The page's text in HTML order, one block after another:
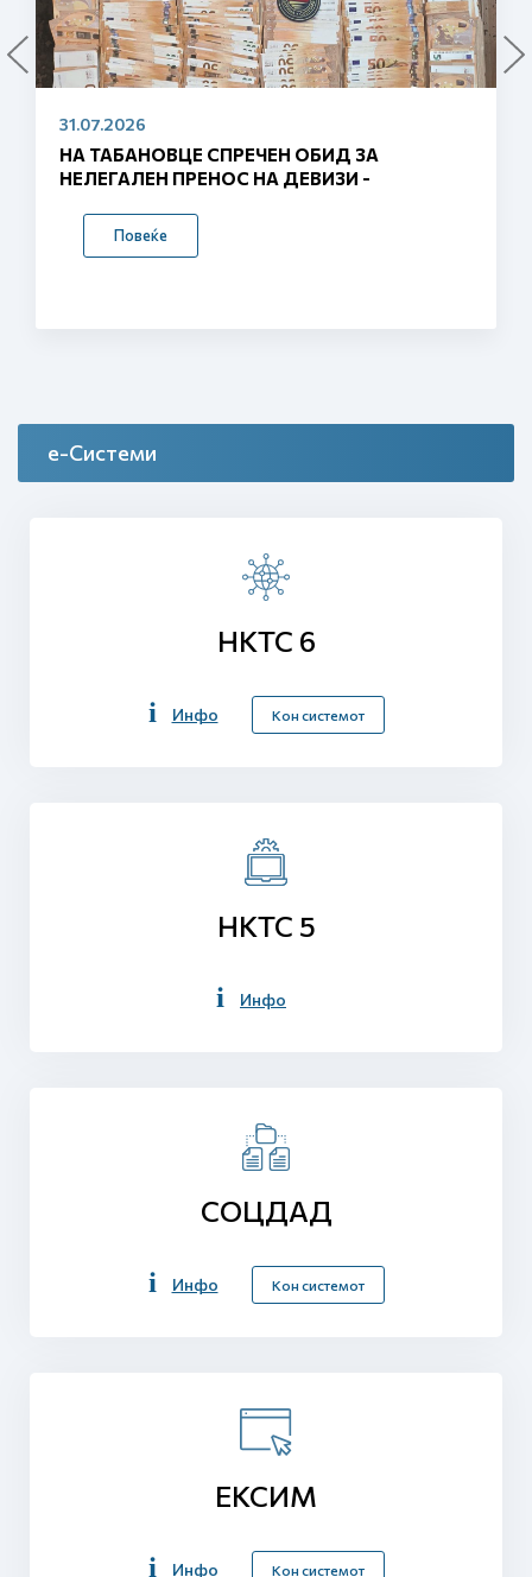
29.07.2026
СО ДВА МИЛИОНИ ЕВРА ГРАНТ ОД ЕУ СЕ
ВОВЕДУВААТ ПАМЕТНИ ГРАНИЦИ –
ЦЕЛОСНО АВТОМАТИЗИРАНИ
Повеќе
е-Системи
НКТС 6
Инфо Кон системот
НКТС 5
Инфо
СОЦДАД
Инфо Кон системот
ЕКСИМ
Инфо Кон системот